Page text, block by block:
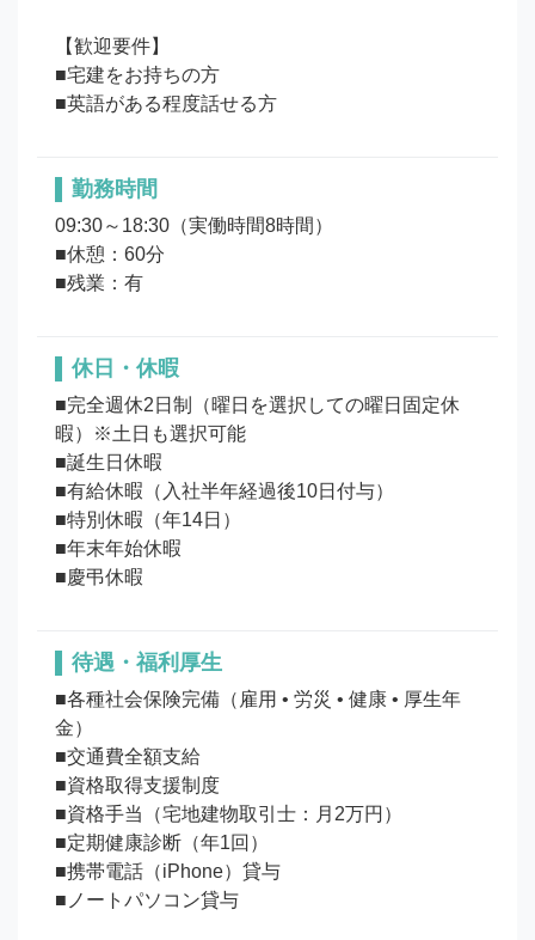
【歓迎要件】
■宅建をお持ちの方
■英語がある程度話せる方
勤務時間
09:30～18:30（実働時間8時間）
■休憩：60分
■残業：有
休日・休暇
■完全週休2日制（曜日を選択しての曜日固定休
暇）※土日も選択可能
■誕生日休暇
■有給休暇（入社半年経過後10日付与）
■特別休暇（年14日）
■年末年始休暇
待遇・福利厚生
■各種社会保険完備（雇用 • 労災 • 健康 • 厚生年
金）
■交通費全額支給
■資格取得支援制度
■資格手当（宅地建物取引士：月2万円）
■定期健康診断（年1回）
■携帯電話（iPhone）貸与
■ノートパソコン貸与